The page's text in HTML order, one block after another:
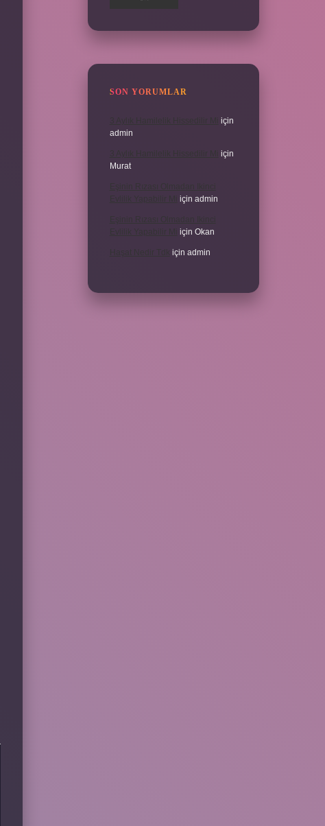
SON YORUMLAR
için
admin
için
Murat
için admin
için Okan
için admin